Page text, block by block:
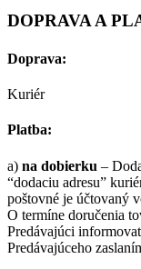
DOPRAVA A
Doprava:
Kuriér
Platba:
a) na dobierku –
“dodaciu adresu”
poštovné je účtovaný
O termíne doručenia
Predávajúci
Predávajúceho